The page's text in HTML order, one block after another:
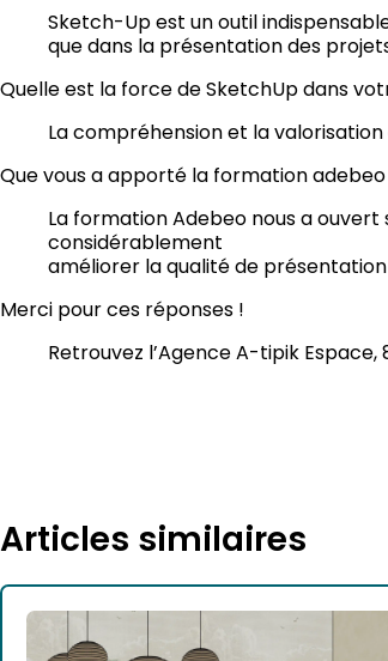
Sketch-Up est un outil
que dans la présentation des
Quelle est la force de SketchUp dans
La compréhension et la valorisation
Que vous a apporté la formation adebeo
La formation Adebeo nous a ouvert
considérablement
améliorer la qualité de
Merci pour ces réponses !
Retrouvez l’Agence A-tipik Espace,
Articles similaires